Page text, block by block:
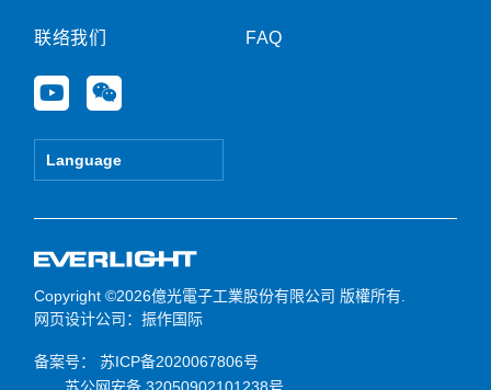
联络我们
Y
o
u
e
W
e
i
Language
FAQ
Copyright ©2026億光電子工業股份有限公司 版權所有.
网页设计公司 ：振作国际
备案号：
苏ICP备2020067806号